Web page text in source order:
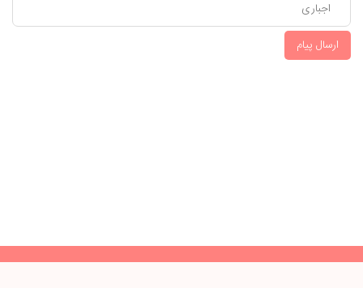
ارسال پیام